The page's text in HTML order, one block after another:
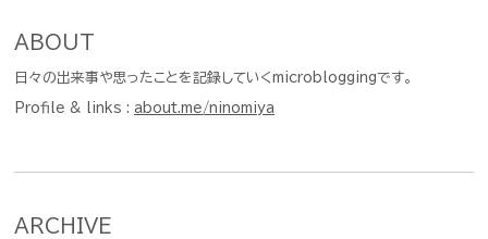
ABOUT
日々の出来事や思ったことを記録していくmicrobloggingです。
Profile & links : about.me/ninomiya
ARCHIVE